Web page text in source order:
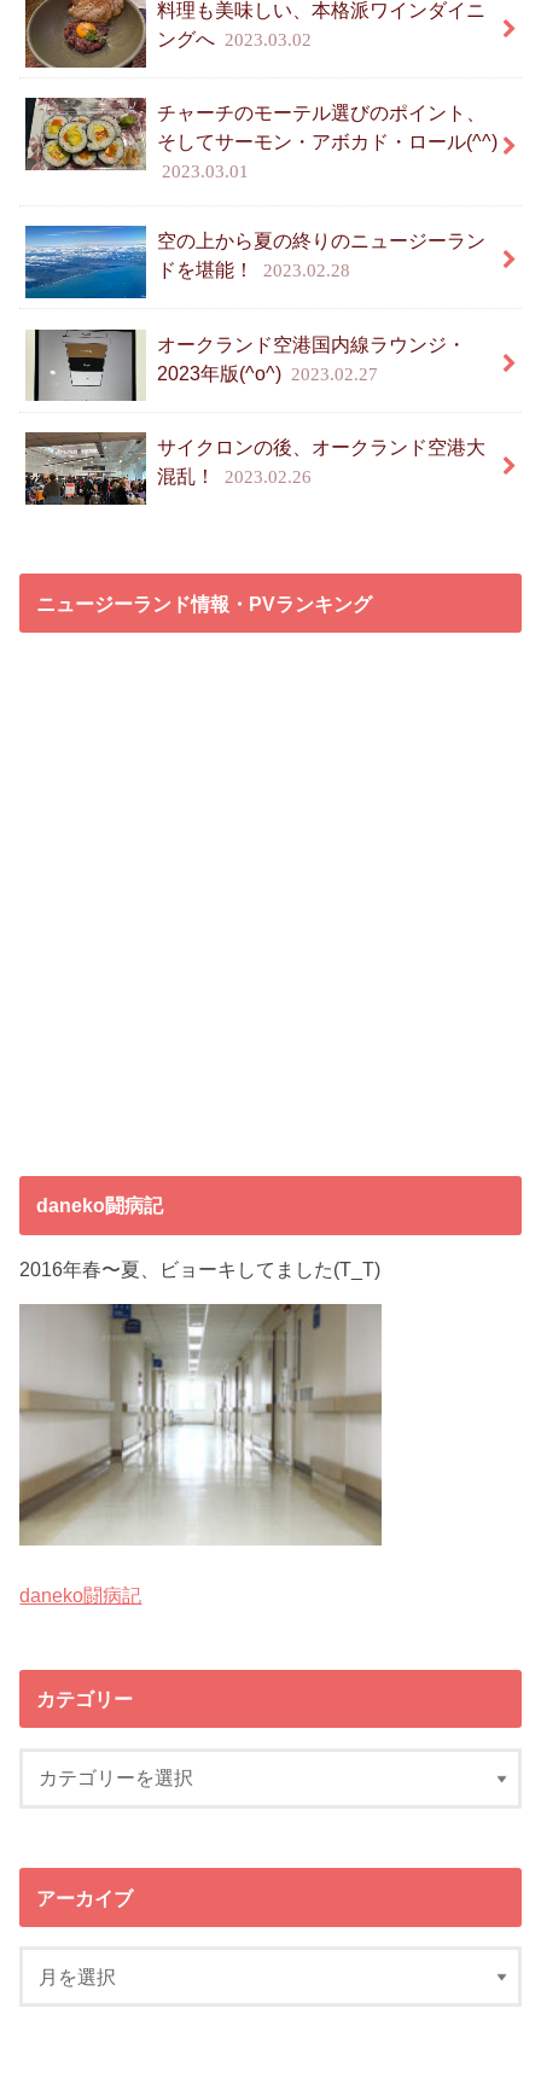
料理も美味しい、本格派ワインダイニ
ングへ 2023.03.02
チャーチのモーテル選びのポイント、
そしてサーモン・アボカド・ロール(^^)
2023.03.01
空の上から夏の終りのニュージーラン
ドを堪能！
2023.02.28
オークランド空港国内線ラウンジ・
2023年版(^o^) 2023.02.27
サイクロンの後、オークランド空港大
混乱！
2023.02.26
ニュージーランド情報・PVランキング
daneko闘病記
2016年春〜夏、ビョーキしてました(T_T)
daneko闘病記
カテゴリー
アーカイブ